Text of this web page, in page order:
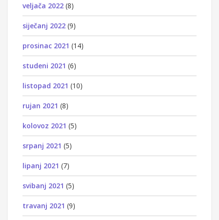
veljača 2022 (8)
siječanj 2022 (9)
prosinac 2021 (14)
studeni 2021 (6)
listopad 2021 (10)
rujan 2021 (8)
kolovoz 2021 (5)
srpanj 2021 (5)
lipanj 2021 (7)
svibanj 2021 (5)
travanj 2021 (9)